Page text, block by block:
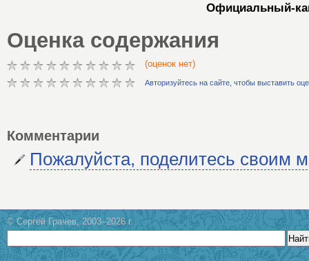
Официальный-
Оценка содержания
(оценок нет)
Авторизуйтесь на сайте, чтобы выставить
Комментарии
Пожалуйста, поделитесь своим
© Сергей Грачев, 2003–2026 г.